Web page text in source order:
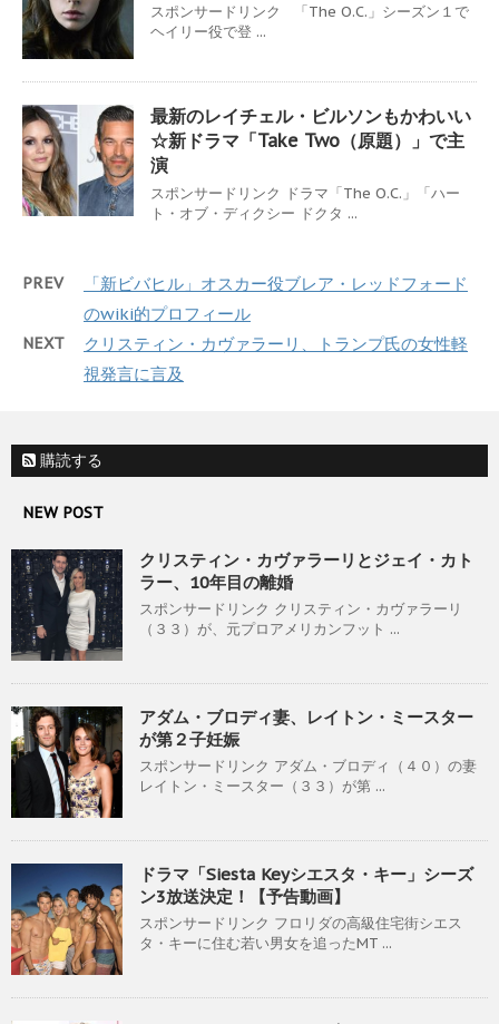
スポンサードリンク 「The O.C.」シーズン１で
ヘイリー役で登 ...
最新のレイチェル・ビルソンもかわいい
☆新ドラマ「Take Two（原題）」で主
演
スポンサードリンク ドラマ「The O.C.」「ハー
ト・オブ・ディクシー ドクタ ...
PREV
「新ビバヒル」オスカー役ブレア・レッドフォード
のwiki的プロフィール
NEXT
クリスティン・カヴァラーリ、トランプ氏の女性軽
視発言に言及
購読する
NEW POST
クリスティン・カヴァラーリとジェイ・カト
ラー、10年目の離婚
スポンサードリンク クリスティン・カヴァラーリ
（３３）が、元プロアメリカンフット ...
アダム・ブロディ妻、レイトン・ミースター
が第２子妊娠
スポンサードリンク アダム・ブロディ（４０）の妻
レイトン・ミースター（３３）が第 ...
ドラマ「Siesta Keyシエスタ・キー」シーズ
ン3放送決定！【予告動画】
スポンサードリンク フロリダの高級住宅街シエス
タ・キーに住む若い男女を追ったMT ...